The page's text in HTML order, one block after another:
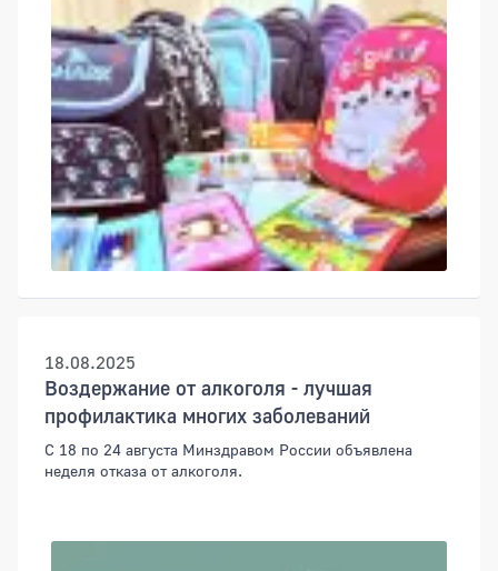
18.08.2025
Воздержание от алкоголя - лучшая
профилактика многих заболеваний
С 18 по 24 августа Минздравом России объявлена
неделя отказа от алкоголя.